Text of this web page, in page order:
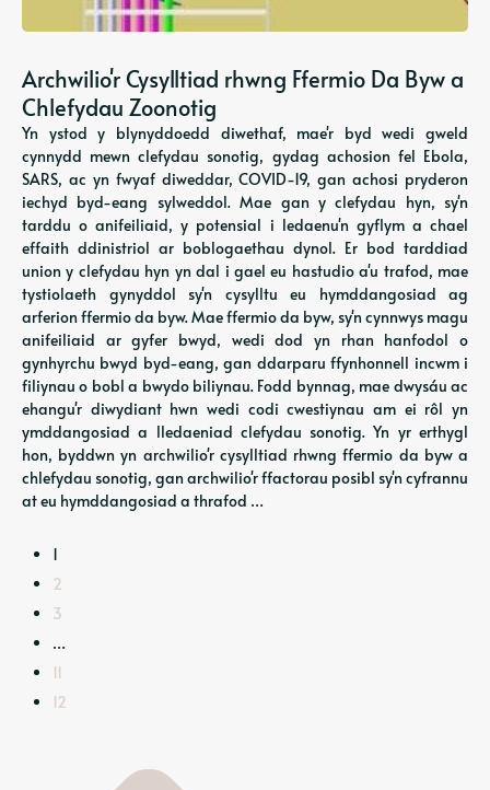
Archwilio'r Cysylltiad rhwng Ffermio Da Byw a
Chlefydau Zoonotig
Yn ystod y blynyddoedd diwethaf, mae'r byd wedi gweld
cynnydd mewn clefydau sonotig, gydag achosion fel Ebola,
SARS, ac yn fwyaf diweddar, COVID-19, gan achosi pryderon
iechyd byd-eang sylweddol. Mae gan y clefydau hyn, sy'n
tarddu o anifeiliaid, y potensial i ledaenu'n gyflym a chael
effaith ddinistriol ar boblogaethau dynol. Er bod tarddiad
union y clefydau hyn yn dal i gael eu hastudio a'u trafod, mae
tystiolaeth gynyddol sy'n cysylltu eu hymddangosiad ag
arferion ffermio da byw. Mae ffermio da byw, sy'n cynnwys magu
anifeiliaid ar gyfer bwyd, wedi dod yn rhan hanfodol o
gynhyrchu bwyd byd-eang, gan ddarparu ffynhonnell incwm i
filiynau o bobl a bwydo biliynau. Fodd bynnag, mae dwysáu ac
ehangu'r diwydiant hwn wedi codi cwestiynau am ei rôl yn
ymddangosiad a lledaeniad clefydau sonotig. Yn yr erthygl
hon, byddwn yn archwilio'r cysylltiad rhwng ffermio da byw a
chlefydau sonotig, gan archwilio'r ffactorau posibl sy'n cyfrannu
at eu hymddangosiad a thrafod …
1
2
3
…
11
12